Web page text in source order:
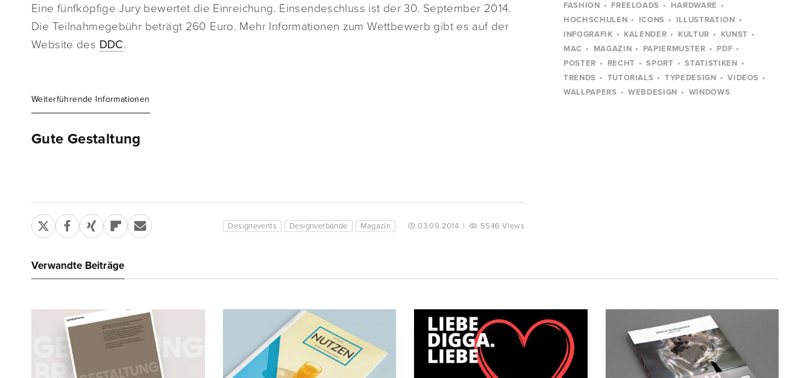
Eine fünfköpfige Jury bewertet die Einreichung. Einsendeschluss ist der 30. September 2014.
Die Teilnahmegebühr beträgt 260 Euro. Mehr Informationen zum Wettbewerb gibt es auf der
Website des DDC.
Weiterführende Informationen
Gute Gestaltung
Designevents Designverbände Magazin 03.09.2014 | 5546 Views
FASHION
FREELOADS
HARDWARE
HOCHSCHULEN
ICONS
ILLUSTRATION
INFOGRAFIK
KALENDER KULTUR
KUNST
MAC
MAGAZIN PAPIERMUSTER
PDF
POSTER
RECHT SPORT
STATISTIKEN
TRENDS
TUTORIALS TYPEDESIGN
VIDEOS
WALLPAPERS
WEBDESIGN WINDOWS
Verwandte Beiträge